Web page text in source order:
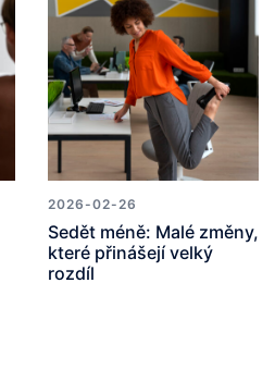
2026-02-26
Sedět méně: Malé změny,
které přinášejí velký
rozdíl